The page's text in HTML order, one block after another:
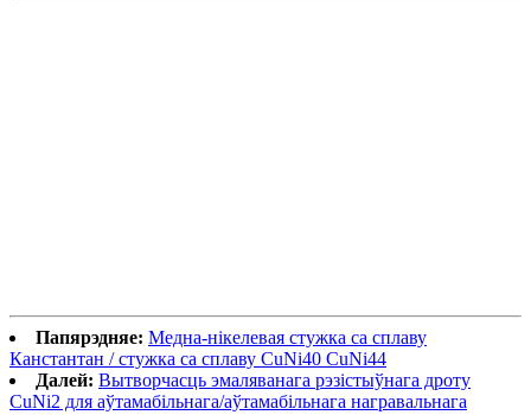
Папярэдняе: Медна-нікелевая стужка са сплаву
Канстантан / стужка са сплаву CuNi40 CuNi44
Далей: Вытворчасць эмаляванага рэзістыўнага дроту
CuNi2 для аўтамабільнага/аўтамабільнага награвальнага